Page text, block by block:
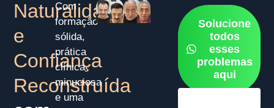
Naturalidade
e
Confiança
Reconstruída
Com
formação
sólida,
prática
clínica
minuciosa
e uma
Solucione
todos
esses
problemas
aqui